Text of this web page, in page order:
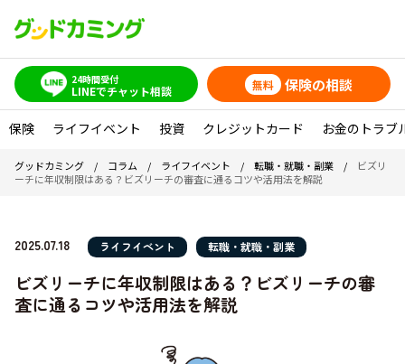
24時間受付
LINEでチャット相談 無料 保険の相談
保険 ライフイベント 投資 クレジットカード お金のトラブ
グッドカミング / コラム / ライフイベント / 転職・就職・副業 /
ビズリ
ーチに年収制限はある？ビズリーチの審査に通るコツや活用法を解説
2025.07.18 ライフイベント 転職・就職・副業
ビズリーチに年収制限はある？ビズリーチの審
査に通るコツや活用法を解説